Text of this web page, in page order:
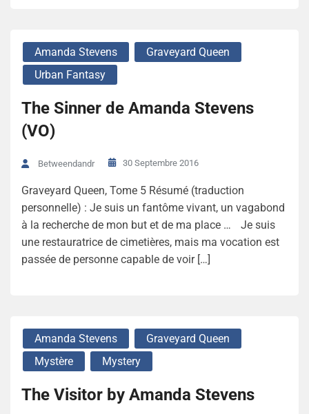
Amanda Stevens
Graveyard Queen
Urban Fantasy
The Sinner de Amanda Stevens
(VO)
Betweendandr 30 Septembre 2016
Graveyard Queen, Tome 5 Résumé (traduction
personnelle) : Je suis un fantôme vivant, un vagabond
à la recherche de mon but et de ma place … Je suis
une restauratrice de cimetières, mais ma vocation est
passée de personne capable de voir […]
Amanda Stevens
Graveyard Queen
Mystère
Mystery
The Visitor by Amanda Stevens